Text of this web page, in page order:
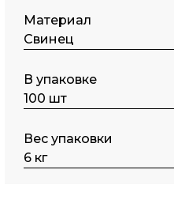
Материал
Свинец
В упаковке
100 шт
Вес упаковки
6 кг